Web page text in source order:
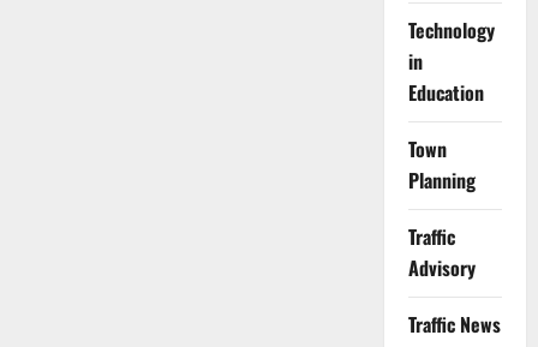
Technology
in
Education
Town
Planning
Traffic
Advisory
Traffic News